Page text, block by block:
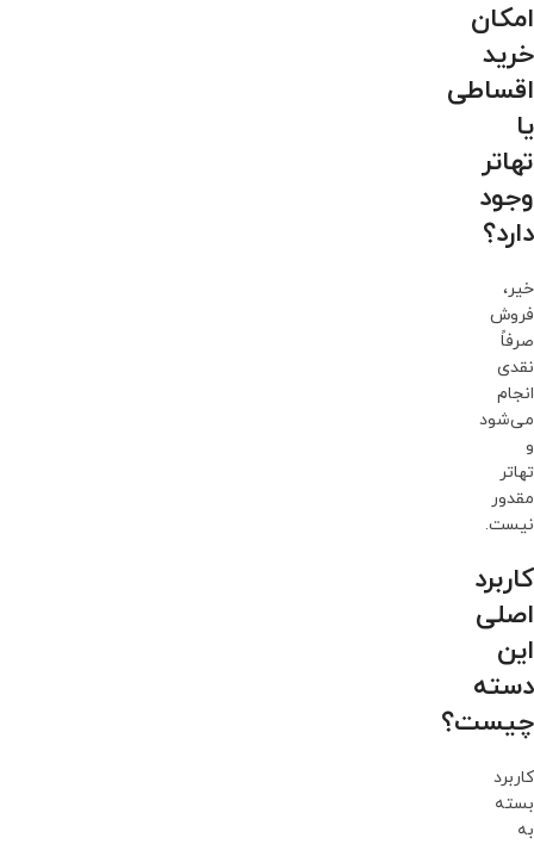
امکان
خرید
اقساطی
یا
تهاتر
وجود
دارد؟
خیر،
فروش
صرفاً
نقدی
انجام
می‌شود
و
تهاتر
مقدور
نیست.
کاربرد
اصلی
این
دسته
چیست؟
کاربرد
بسته
به